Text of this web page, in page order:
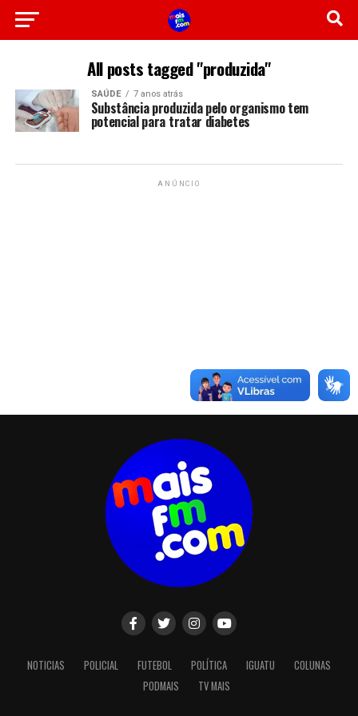
All posts tagged "produzida"
SAÚDE 7 anos atrás
Substância produzida pelo organismo tem
potencial para tratar diabetes
ANÚNCIO
NOTICIAS POLICIAL FUTEBOL POLÍTICA IGUATU
COLUNAS
PODMAIS
TV MAIS